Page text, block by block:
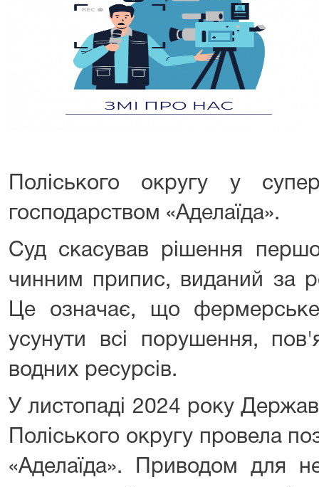
Поліського округу у
господарством «Аделаїда».
Суд скасував рішення
чинним припис, виданий за
Це означає, що фермерське
усунути всі порушення,
водних ресурсів.
У листопаді 2024 року
Поліського округу провела
«Аделаїда». Приводом для